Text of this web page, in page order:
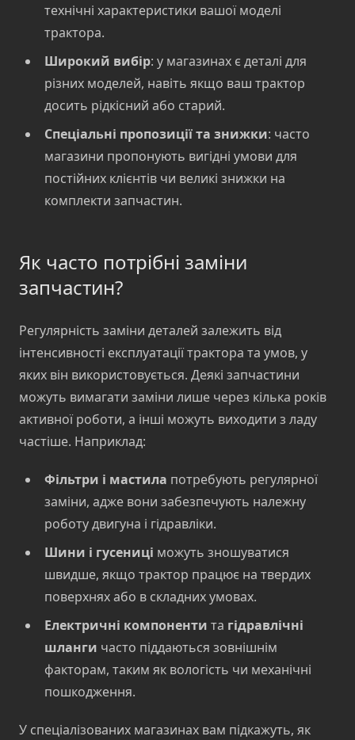
технічні характеристики вашої моделі
трактора.
Широкий вибір: у магазинах є деталі для
різних моделей, навіть якщо ваш трактор
досить рідкісний або старий.
Спеціальні пропозиції та знижки: часто
магазини пропонують вигідні умови для
постійних клієнтів чи великі знижки на
комплекти запчастин.
Як часто потрібні заміни
запчастин?
Регулярність заміни деталей залежить від
інтенсивності експлуатації трактора та умов, у
яких він використовується. Деякі запчастини
можуть вимагати заміни лише через кілька років
активної роботи, а інші можуть виходити з ладу
частіше. Наприклад:
Фільтри і мастила потребують регулярної
заміни, адже вони забезпечують належну
роботу двигуна і гідравліки.
Шини і гусениці можуть зношуватися
швидше, якщо трактор працює на твердих
поверхнях або в складних умовах.
Електричні компоненти та гідравлічні
шланги часто піддаються зовнішнім
факторам, таким як вологість чи механічні
пошкодження.
У спеціалізованих магазинах вам підкажуть, як